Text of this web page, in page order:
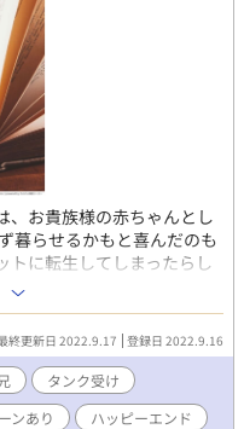
、お貴族様の赤ちゃんとし
暮らせるかもと喜んだのも
トに転生してしまったらし
って処刑されちゃう！？
あるんだよぉ！ 楽して長生
を演じまくっていたら、な
い……？（ガチムチ騎士の
」に寄稿していた短編で
の短編です。完結まで予
終更新日 2022.9.17 登録日 2022.9.16
タンク受け
ンあり
ハッピーエンド